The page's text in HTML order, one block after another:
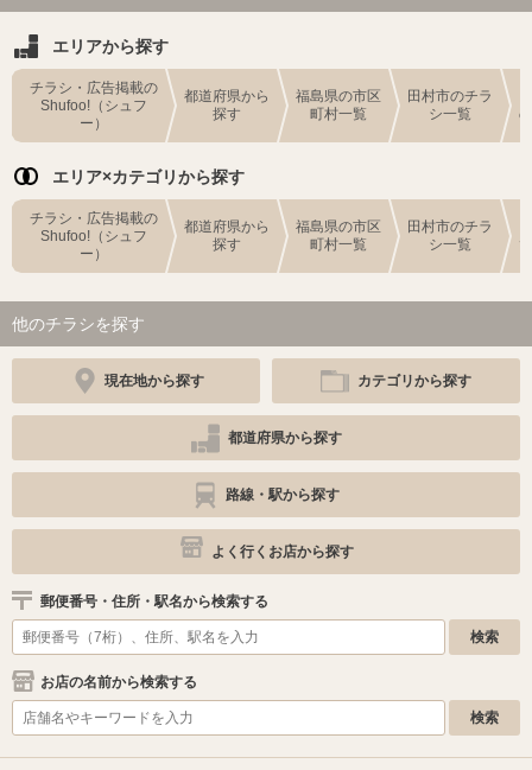
エリアから探す
チラシ・広告掲載の
Shufoo!（シュフ
ー）
都道府県から
探す
福島県の市区
町村一覧
田村市のチラ
シ一覧
エリア×カテゴリから探す
チラシ・広告掲載の
Shufoo!（シュフ
ー）
都道府県から
探す
福島県の市区
町村一覧
田村市のチラ
シ一覧
他のチラシを探す
現在地から探す カテゴリから探す
都道府県から探す
路線・駅から探す
よく行くお店から探す
郵便番号・住所・駅名から検索する
お店の名前から検索する